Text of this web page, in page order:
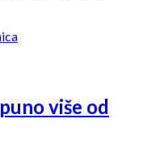
više od